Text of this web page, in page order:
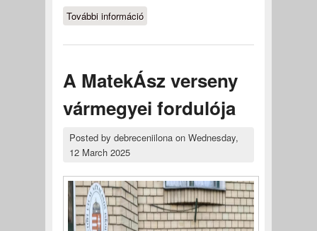
További információA Bűvösvölgy bűvöletében
A MatekÁsz verseny
vármegyei fordulója
Posted by debreceniilonaon Wednesday,
12 March 2025